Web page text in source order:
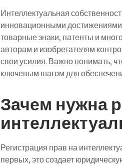
Интеллектуальная
инновационными
товарные знаки, патенты и
авторам и изобретателям
свои усилия. Важно понимать,
ключевым шагом для
Зачем нужна
Регистрация прав на
первых, это создает